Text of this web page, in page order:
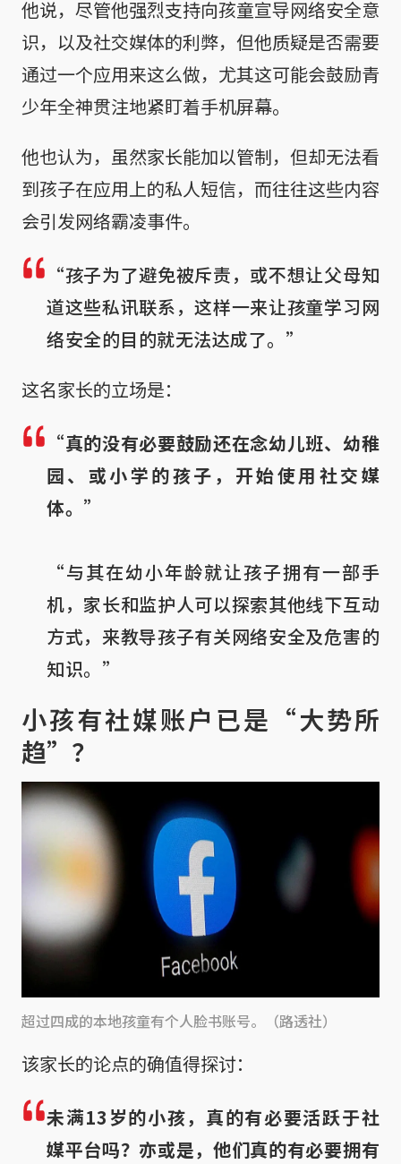
他说，尽管他强烈支持向孩童宣导网络安全意
识，以及社交媒体的利弊，但他质疑是否需要
通过一个应用来这么做，尤其这可能会鼓励青
少年全神贯注地紧盯着手机屏幕。
他也认为，虽然家长能加以管制，但却无法看
到孩子在应用上的私人短信，而往往这些内容
会引发网络霸凌事件。
“孩子为了避免被斥责，或不想让父母知
道这些私讯联系，这样一来让孩童学习网
络安全的目的就无法达成了。”
这名家长的立场是：
“真的没有必要鼓励还在念幼儿班、幼稚
园、或小学的孩子，开始使用社交媒
体。”
“与其在幼小年龄就让孩子拥有一部手
机，家长和监护人可以探索其他线下互动
方式，来教导孩子有关网络安全及危害的
知识。”
小孩有社媒账户已是“大势所
趋”？
超过四成的本地孩童有个人脸书账号。（路透社）
该家长的论点的确值得探讨：
未满13岁的小孩，真的有必要活跃于社
媒平台吗？亦或是，他们真的有必要拥有